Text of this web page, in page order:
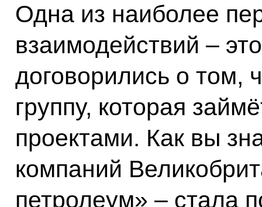
Одна из наиболее
взаимодействий –
договорились о том,
группу, которая
проектами. Как вы
компаний
петролеум» – стала